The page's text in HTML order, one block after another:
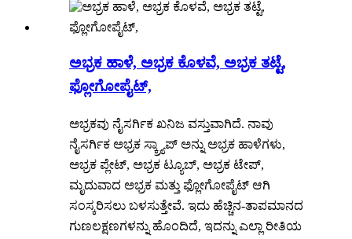
ಅಭ್ರಕ ಹಾಳೆ, ಅಭ್ರಕ ಕೊಳವೆ, ಅಭ್ರಕ ತಟ್ಟೆ,
ಫ್ಲೋಗೋಪೈಟ್,
ಅಭ್ರಕವು ನೈಸರ್ಗಿಕ ಖನಿಜ ವಸ್ತುವಾಗಿದೆ. ನಾವು
ನೈಸರ್ಗಿಕ ಅಭ್ರಕ ಸ್ಕ್ರ್ಯಾಪ್ ಅನ್ನು ಅಭ್ರಕ ಹಾಳೆಗಳು,
ಅಭ್ರಕ ಪ್ಲೇಟ್, ಅಭ್ರಕ ಟ್ಯೂಬ್, ಅಭ್ರಕ ಟೇಪ್,
ಮೃದುವಾದ ಅಭ್ರಕ ಮತ್ತು ಫ್ಲೋಗೋಪೈಟ್ ಆಗಿ
ಸಂಸ್ಕರಿಸಲು ಬಳಸುತ್ತೇವೆ. ಇದು ಹೆಚ್ಚಿನ-ತಾಪಮಾನದ
ಗುಣಲಕ್ಷಣಗಳನ್ನು ಹೊಂದಿದೆ, ಇದನ್ನು ಎಲ್ಲಾ ರೀತಿಯ